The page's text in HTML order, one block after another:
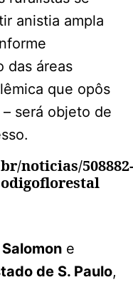
anistia ampla
das áreas
que opôs
será objeto de
noticias/508882-
e
de S. Paulo,